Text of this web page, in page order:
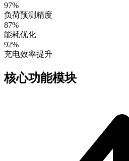
97%
负荷预测精度
87%
能耗优化
92%
充电效率提升
核心功能模块